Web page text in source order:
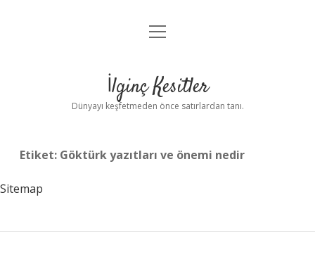
Anasayfa
Yasal Uyarı
menüyü
İlginç Kesitler
Dünyayı keşfetmeden önce satırlardan tanı.
Etiket: Göktürk yazıtları ve önemi nedir
Sitemap